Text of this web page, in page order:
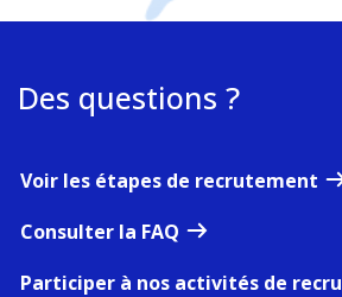
Des questions ?
Voir les étapes de recrutement
Consulter la FAQ
Participer à nos activités de